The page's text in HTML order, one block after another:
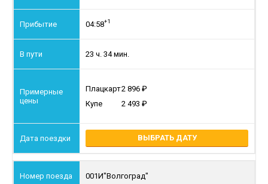
04:58+1
23 ч. 34 мин.
Плацкарт2 896
Купе
2 493
ВЫБРАТЬ ДАТУ
001И"Волгоград"